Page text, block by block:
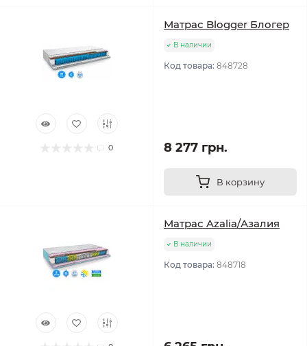
0
Матрас Blogger Блогер
В наличии
Код товара: 848728
8 277 грн.
В корзину
Матрас Azalia/Азалия
В наличии
Код товара: 848718